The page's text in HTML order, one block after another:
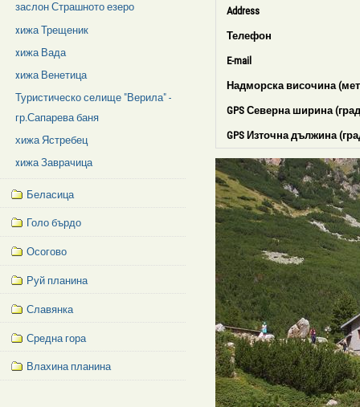
Address
Телефон
E-mail
Надморска височина
GPS Северна ширина
GPS Източна дължина
заслон Страшното езеро
xижа Трещеник
xижа Вада
xижа Венетица
Туристическо селище "Верила" -
гр.Сапарева баня
хижа Ястребец
xижа Заврачица
Беласица
Голо бърдо
Осогово
Руй планина
Славянка
Средна гора
Влахина планина